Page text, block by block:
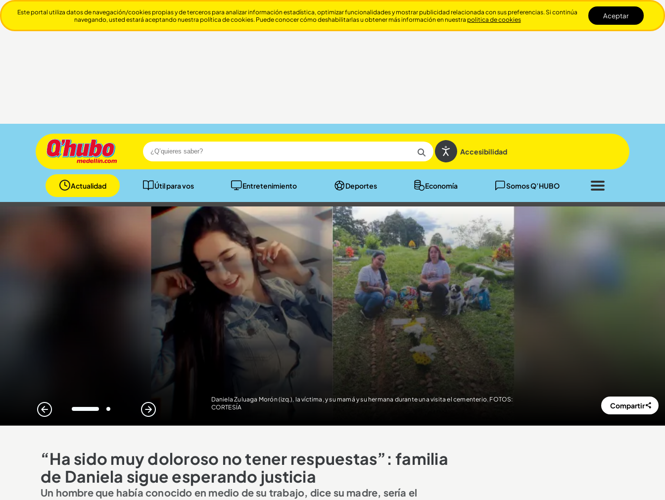
Accesibilidad
Actualidad Útil para vos Entretenimiento Deportes Economía Somos Q’HUBO
Cerrar
Daniela Zuluaga Morón (izq.), la víctima, y su mamá y su hermana durante una visita el cementerio. FOTOS:
CORTESÍA
1 2
Compartir
“Ha sido muy doloroso no tener respuestas”: familia
de Daniela sigue esperando justicia
Un hombre que había conocido en medio de su trabajo, dice su madre, sería el
Este portal utiliza datos de navegación/cookies propias y de terceros para analizar información estadística, optimizar funcionalidades y mostrar publicidad relacionada con sus preferencias. Si continúa
navegando, usted estará aceptando nuestra política de cookies. Puede conocer cómo deshabilitarlas u obtener más información en nuestra politica de cookies Aceptar